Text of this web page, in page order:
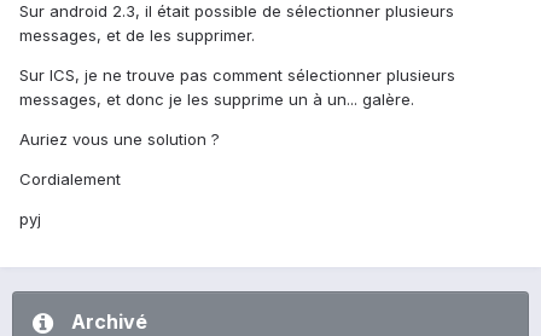
Sur android 2.3, il était possible de sélectionner plusieurs
messages, et de les supprimer.
Sur ICS, je ne trouve pas comment sélectionner plusieurs
messages, et donc je les supprime un à un... galère.
Auriez vous une solution ?
Cordialement
pyj
Archivé